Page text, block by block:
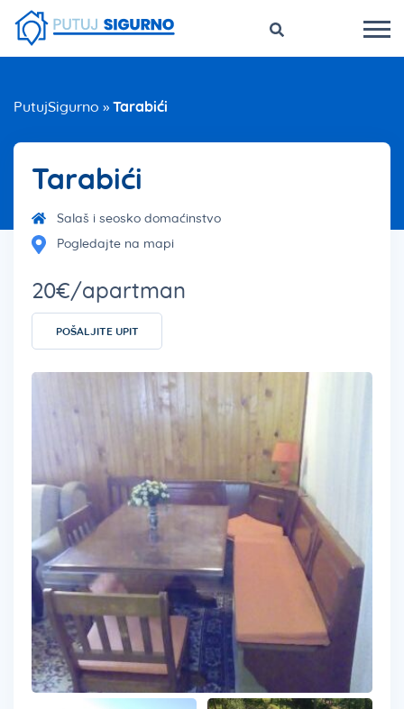
PutujSigurno » Tarabići
Tarabići
Salaš i seosko domaćinstvo
Pogledajte na mapi
20€/apartman
POŠALJITE UPIT